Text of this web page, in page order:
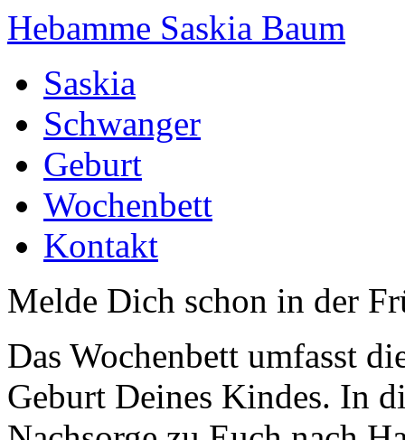
Hebamme Saskia Baum
Saskia
Schwanger
Geburt
Wochenbett
Kontakt
Melde Dich schon in der
Das Wochenbett umfasst
Geburt Deines Kindes. In